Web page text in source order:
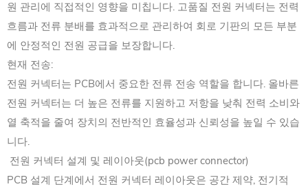
원 관리에 직접적인 영향을 미칩니다. 고품질 전원 커넥터는 전력
흐름과 전류 분배를 효과적으로 관리하여 회로 기판의 모든 부분
에 안정적인 전원 공급을 보장합니다.
현재 전송:
전원 커넥터는 PCB에서 중요한 전류 전송 역할을 합니다. 올바른
전원 커넥터는 더 높은 전류를 지원하고 저항을 낮춰 전력 소비와
열 축적을 줄여 장치의 전반적인 효율성과 신뢰성을 높일 수 있습
니다.
전원 커넥터 설계 및 레이아웃(pcb power connector)
PCB 설계 단계에서 전원 커넥터 레이아웃은 공간 제약, 전기적